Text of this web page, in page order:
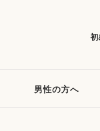
男性の方へ